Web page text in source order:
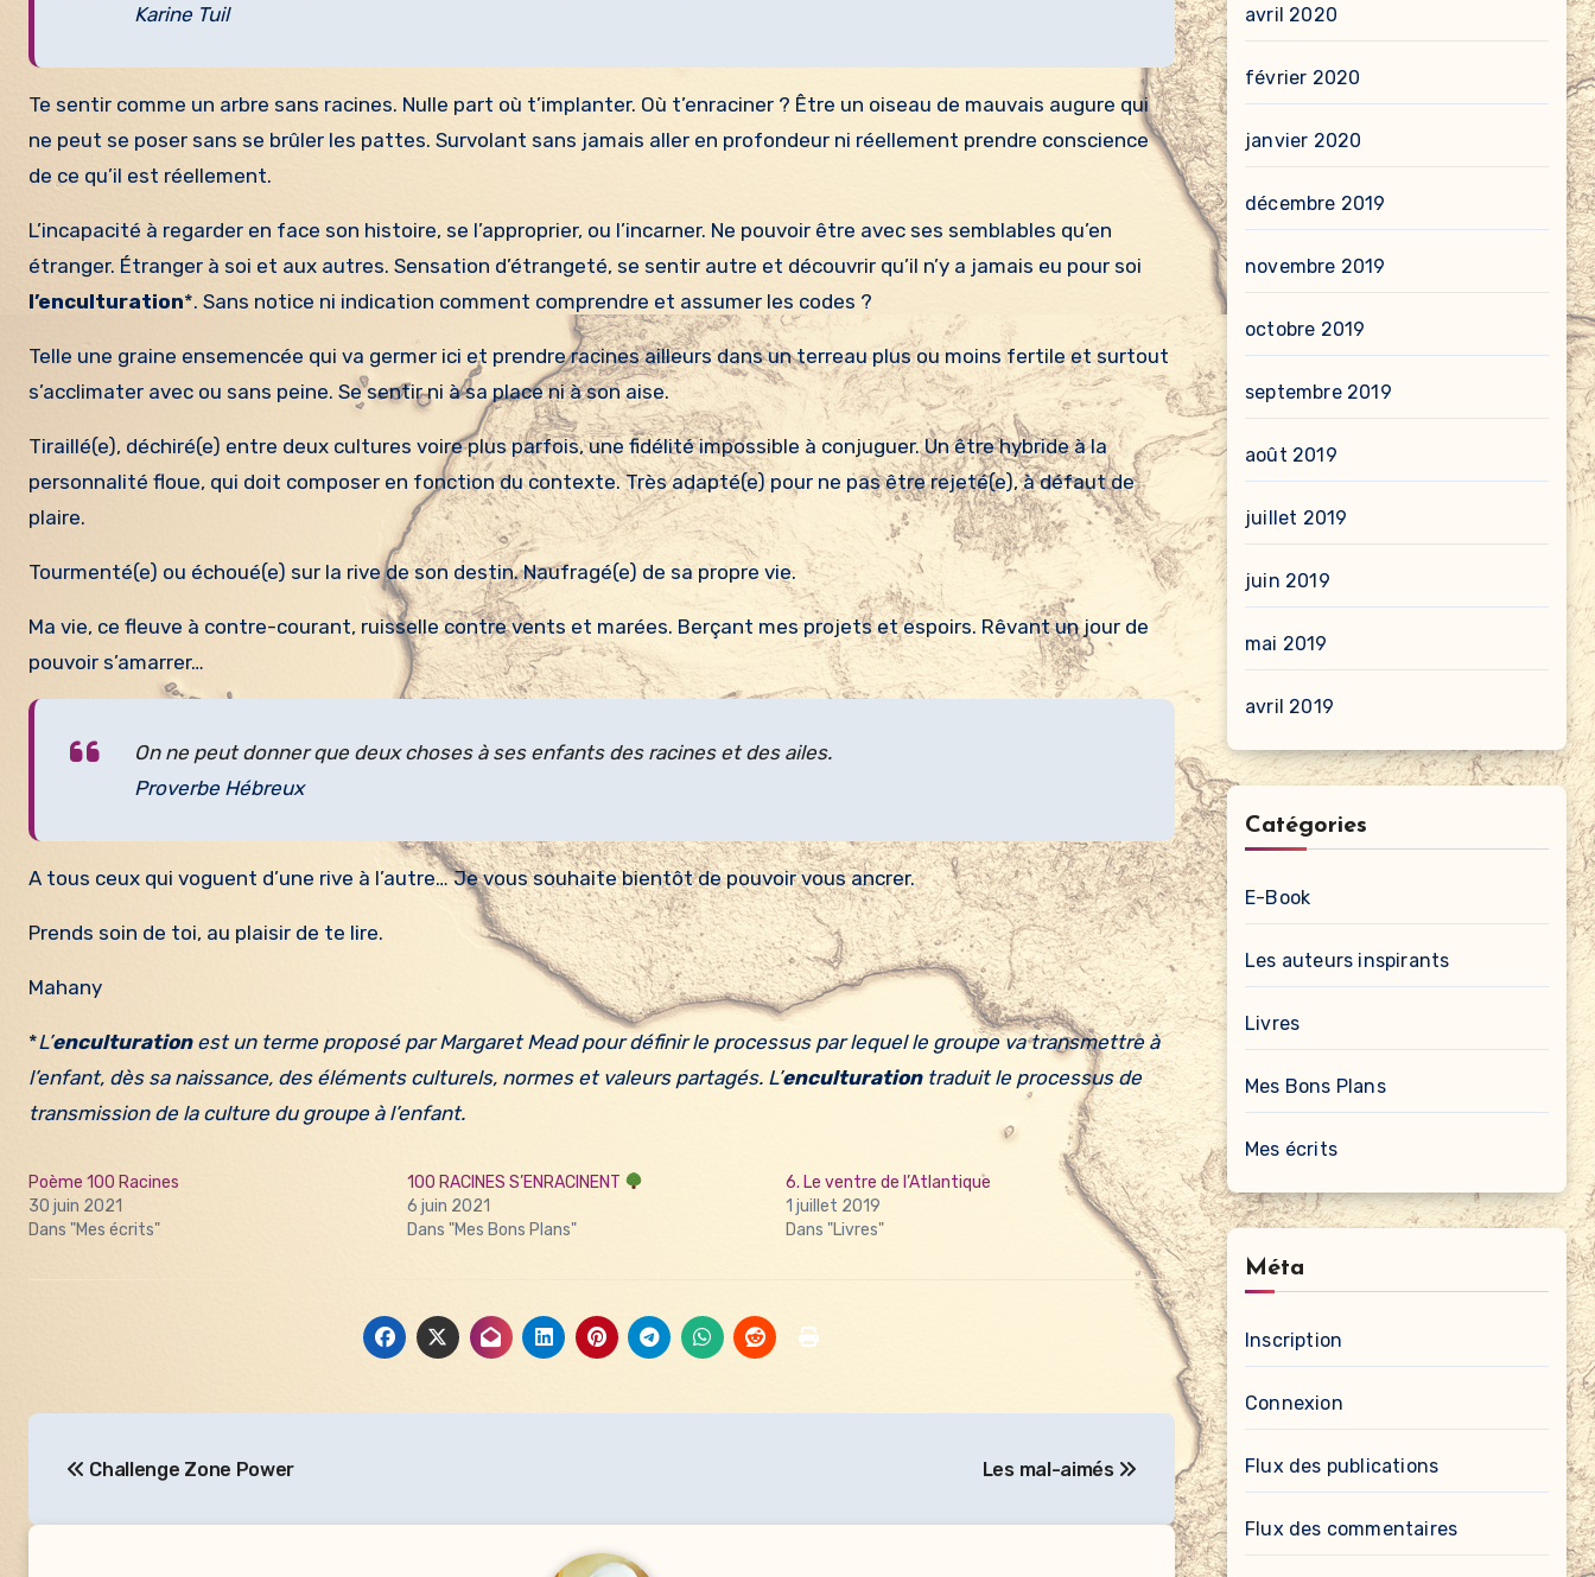
Karine Tuil
Te sentir comme un arbre sans racines. Nulle part où t’implanter. Où t’enraciner ? Être un oiseau de mauvais augure qui
ne peut se poser sans se brûler les pattes. Survolant sans jamais aller en profondeur ni réellement prendre conscience
de ce qu’il est réellement.
L’incapacité à regarder en face son histoire, se l’approprier, ou l’incarner. Ne pouvoir être avec ses semblables qu’en
étranger. Étranger à soi et aux autres. Sensation d’étrangeté, se sentir autre et découvrir qu’il n’y a jamais eu pour soi
l’enculturation*. Sans notice ni indication comment comprendre et assumer les codes ?
Telle une graine ensemencée qui va germer ici et prendre racines ailleurs dans un terreau plus ou moins fertile et surtout
s’acclimater avec ou sans peine. Se sentir ni à sa place ni à son aise.
Tiraillé(e), déchiré(e) entre deux cultures voire plus parfois, une fidélité impossible à conjuguer. Un être hybride à la
personnalité floue, qui doit composer en fonction du contexte. Très adapté(e) pour ne pas être rejeté(e), à défaut de
plaire.
Tourmenté(e) ou échoué(e) sur la rive de son destin. Naufragé(e) de sa propre vie.
Ma vie, ce fleuve à contre-courant, ruisselle contre vents et marées. Berçant mes projets et espoirs. Rêvant un jour de
pouvoir s’amarrer…
On ne peut donner que deux choses à ses enfants des racines et des ailes.
Proverbe Hébreux
A tous ceux qui voguent d’une rive à l’autre… Je vous souhaite bientôt de pouvoir vous ancrer.
Prends soin de toi, au plaisir de te lire.
Mahany
*L’enculturationest un terme proposé par Margaret Mead pour définir le processus par lequel le groupe va transmettre à
l’enfant, dès sa naissance, des éléments culturels, normes et valeurs partagés. L’enculturationtraduit le processus de
transmission de la culture du groupe à l’enfant.
Poème 100 Racines
30 juin 2021
Dans "Mes écrits"
100 RACINES S’ENRACINENT
6 juin 2021
Dans "Mes Bons Plans"
6. Le ventre de l’Atlantique
1 juillet 2019
Dans "Livres"
de
l’article
Challenge Zone Power Les mal-aimés
avril 2020
février 2020
janvier 2020
décembre 2019
novembre 2019
octobre 2019
septembre 2019
août 2019
juillet 2019
juin 2019
mai 2019
avril 2019
Catégories
E-Book
Les auteurs inspirants
Livres
Mes Bons Plans
Mes écrits
Méta
Inscription
Connexion
Flux des publications
Flux des commentaires